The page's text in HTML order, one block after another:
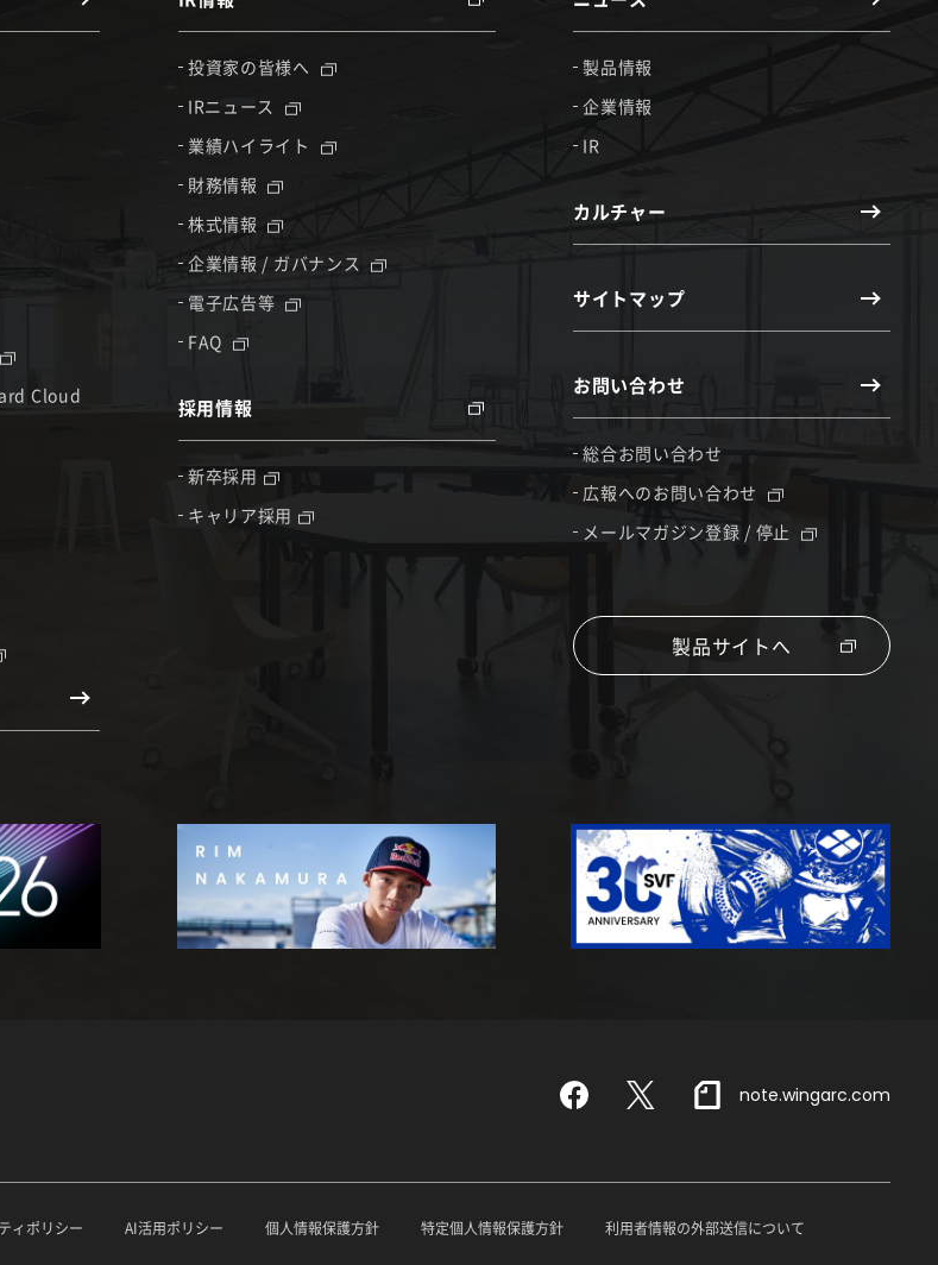
Cloud
投資家の皆様へ
IRニュース
業績ハイライト
財務情報
株式情報
企業情報 / ガバナンス
電子広告等
FAQ
採用情報
新卒採用
キャリア採用
製品情報
企業情報
IR
カルチャー
サイトマップ
お問い合わせ
総合お問い合わせ
広報へのお問い合わせ
メールマガジン登録 / 停止
製品サイトへ
Facebook
X note.wingarc.com
ィポリシー AI活用ポリシー 個人情報保護方針 特定個人情報保護方針 利用者情報の外部送信について